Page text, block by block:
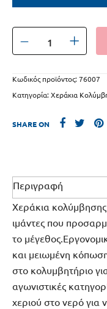
Κωδικός προϊόντος:76007
Κατηγορία:Χεράκια
SHARE ON
Περιγραφή
Χεράκια κολύμβησης
ιμάντες που
το
και μειωμένη
στο κολυμβητήριο
αγωνιστικές
χεριού στο νερό για